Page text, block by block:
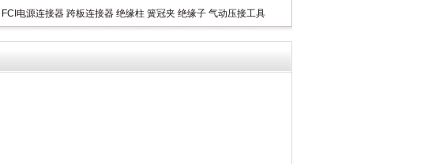
FCI电源连接器 跨板连接器 绝缘柱 簧冠夹 绝缘子 气动压接工具